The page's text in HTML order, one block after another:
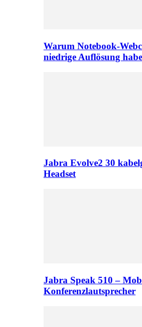
Warum Notebook-
niedrige Auflösung
Jabra Evolve2 30
Headset
Jabra Speak 510 –
Konferenzlautsprecher